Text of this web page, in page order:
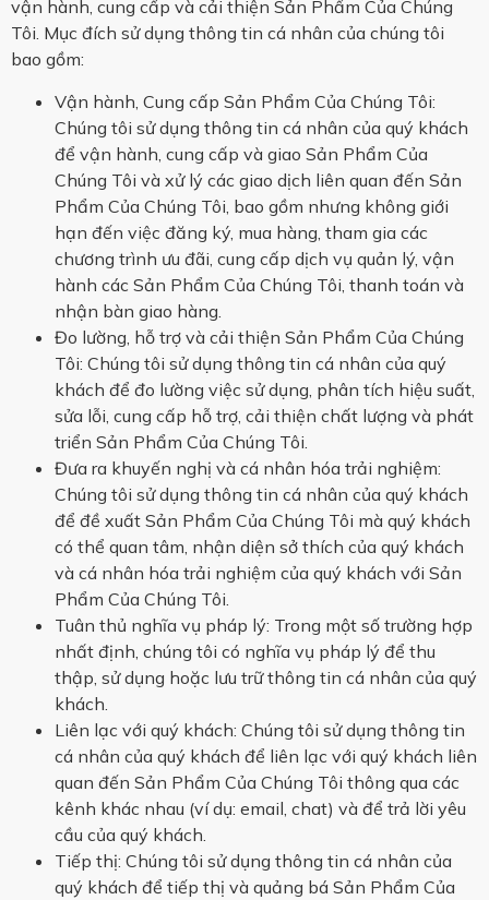
vận hành, cung cấp và cải thiện Sản Phẩm Của Chúng
Tôi. Mục đích sử dụng thông tin cá nhân của chúng tôi
bao gồm:
Vận hành, Cung cấp Sản Phẩm Của Chúng Tôi:
Chúng tôi sử dụng thông tin cá nhân của quý khách
để vận hành, cung cấp và giao Sản Phẩm Của
Chúng Tôi và xử lý các giao dịch liên quan đến Sản
Phẩm Của Chúng Tôi, bao gồm nhưng không giới
hạn đến việc đăng ký, mua hàng, tham gia các
chương trình ưu đãi, cung cấp dịch vụ quản lý, vận
hành các Sản Phẩm Của Chúng Tôi, thanh toán và
nhận bàn giao hàng.
Đo lường, hỗ trợ và cải thiện Sản Phẩm Của Chúng
Tôi: Chúng tôi sử dụng thông tin cá nhân của quý
khách để đo lường việc sử dụng, phân tích hiệu suất,
sửa lỗi, cung cấp hỗ trợ, cải thiện chất lượng và phát
triển Sản Phẩm Của Chúng Tôi.
Đưa ra khuyến nghị và cá nhân hóa trải nghiệm:
Chúng tôi sử dụng thông tin cá nhân của quý khách
để đề xuất Sản Phẩm Của Chúng Tôi mà quý khách
có thể quan tâm, nhận diện sở thích của quý khách
và cá nhân hóa trải nghiệm của quý khách với Sản
Phẩm Của Chúng Tôi.
Tuân thủ nghĩa vụ pháp lý: Trong một số trường hợp
nhất định, chúng tôi có nghĩa vụ pháp lý để thu
thập, sử dụng hoặc lưu trữ thông tin cá nhân của quý
khách.
Liên lạc với quý khách: Chúng tôi sử dụng thông tin
cá nhân của quý khách để liên lạc với quý khách liên
quan đến Sản Phẩm Của Chúng Tôi thông qua các
kênh khác nhau (ví dụ: email, chat) và để trả lời yêu
cầu của quý khách.
Tiếp thị: Chúng tôi sử dụng thông tin cá nhân của
quý khách để tiếp thị và quảng bá Sản Phẩm Của